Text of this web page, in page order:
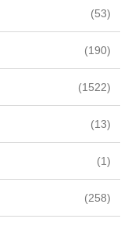
(53)
(190)
(1522)
(13)
(1)
(258)